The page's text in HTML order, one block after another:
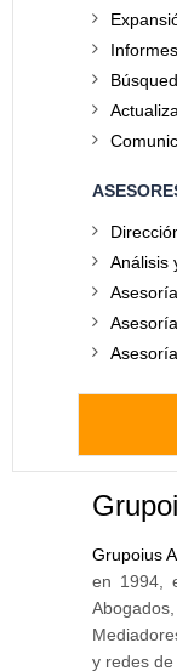
Análisis
Grupoius
en 1994,
y redes de